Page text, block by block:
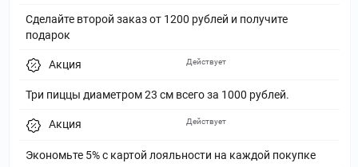
Сделайте второй заказ от 1200 рублей и получите
подарок
Акция
Три пиццы диаметром 23 см всего за 1000 рублей.
Действует
Акция
Экономьте 5% с картой лояльности на каждой покупке
Действует